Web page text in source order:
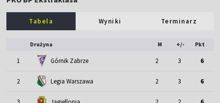
Tabela Wyniki Terminarz
Drużyna M +/- Pkt
1 Górnik Zabrze 2 3 6
2 Legia Warszawa 2 3 6